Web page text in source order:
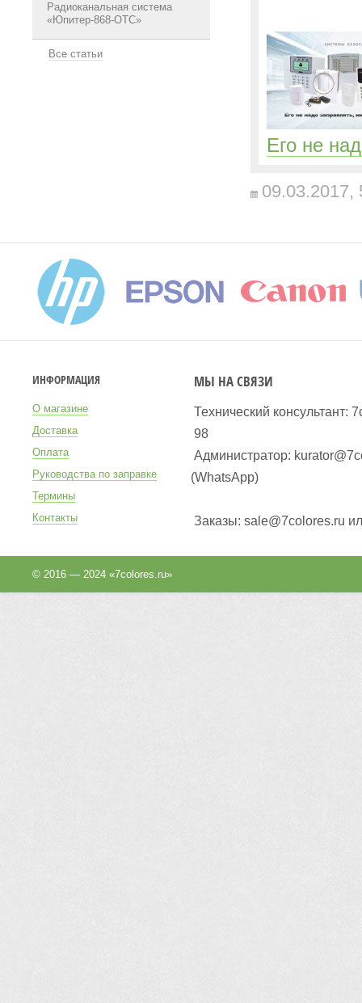
Радиоканальная система
«Юпитер-868-ОТС»
Все статьи
Его не
09.03.2017,
ИНФОРМАЦИЯ
О магазине
Доставка
Оплата
Руководства по заправке
Термины
Контакты
МЫ НА СВЯЗИ
Технический консультант:
98
Администратор:
(WhatsApp)
Заказы: sale@7colores.ru
© 2016 — 2024 «7colores.ru»